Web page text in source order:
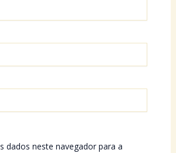
dados neste navegador para a